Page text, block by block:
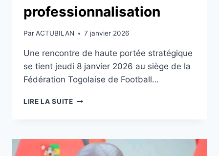
professionnalisation
ParACTUBILAN 7 janvier 2026
Une rencontre de haute portée stratégique
se tient jeudi 8 janvier 2026 au siège de la
Fédération Togolaise de Football…
LIRE LA SUITEFOOTBALL
VIRAGE
DÉCISIF